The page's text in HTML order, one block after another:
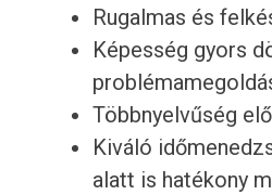
Rugalmas és
Képesség gyors
Többnyelvűség
Kiváló
alatt is hatékony